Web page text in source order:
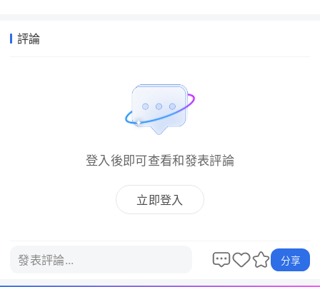
評論
登入後即可查看和發表評論
立即登入
發表評論... 分享